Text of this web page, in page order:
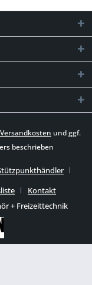
Versandkosten und ggf.
beschrieben
Kontakt
+ Freizeittechnik